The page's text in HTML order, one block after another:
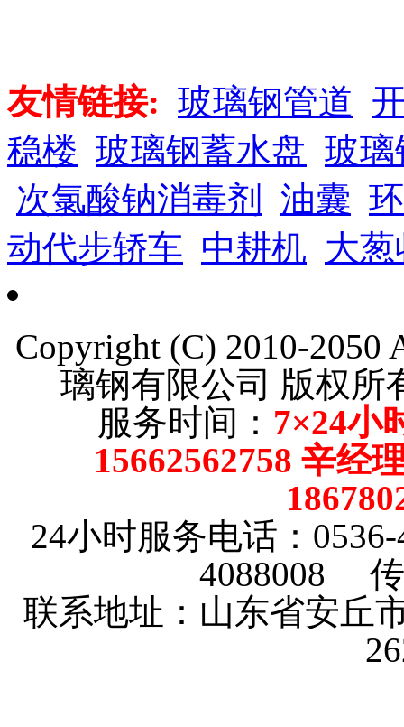
友情链接: 玻璃钢管道
稳楼 玻璃钢蓄水盘 玻璃
次氯酸钠消毒剂
油囊
动代步轿车 中耕机 大
Copyright (C) 2010-2050
璃钢有限公司 版权
服务时间： 7×24小
15662562758 辛
24小时服务电话：
4088008 传
联系地址：山东省安丘